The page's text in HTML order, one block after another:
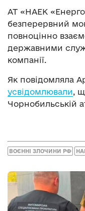
АТ «НАЕК
безперервний
повноцінно
державними
компанії.
Як повідомляла
усвідомлювали,
Чорнобильській
ВОЄННІ ЗЛОЧИНИ РФ